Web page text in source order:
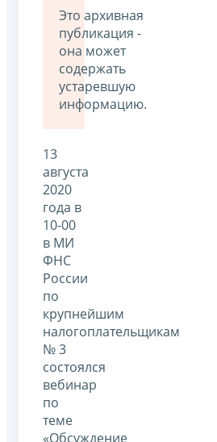
Это архивная
публикация -
она может
содержать
устаревшую
информацию.
13
августа
2020
года в
10-00
в МИ
ФНС
России
по
крупнейшим
налогоплательщикам
№ 3
состоялся
вебинар
по
теме
«Обсуждение